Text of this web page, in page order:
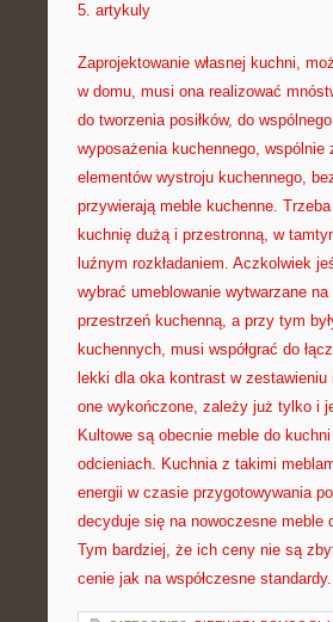
5. artykuly
Zaprojektowanie własnej kuchni,
w domu, musi ona realizować
do tworzenia posiłków, do
wyposażenia kuchennego,
elementów wystroju kuchennego,
przywierają meble kuchenne.
kuchnię dużą i przestronną, w
luźnym rozkładaniem. Aczkolwiek
wybrać umeblowanie wytwarzane
przestrzeń kuchenną, a przy tym
kuchennych, musi współgrać do
lekki dla oka kontrast w
one wykończone, zależy już tylko i
Kultowe są obecnie meble do
odcieniach. Kuchnia z takimi
energii w czasie przygotowywania
decyduje się na nowoczesne meble
Tym bardziej, że ich ceny nie są
cenie jak na współczesne standardy.